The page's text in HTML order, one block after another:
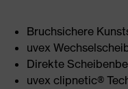
Bruchsichere
uvex
Direkte
uvex clipnetic®